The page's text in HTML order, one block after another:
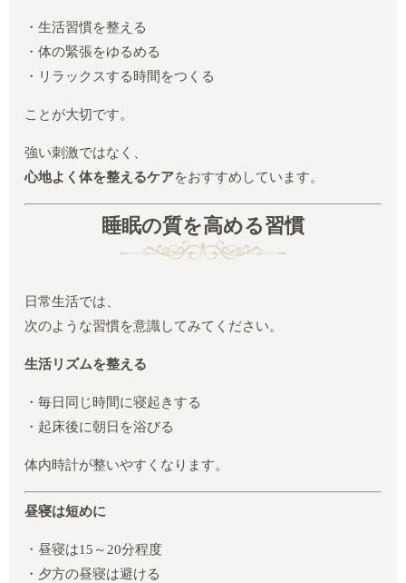
・生活習慣を整える
・体の緊張をゆるめる
・リラックスする時間をつくる
ことが大切です。
強い刺激ではなく、
心地よく体を整えるケアをおすすめしています。
睡眠の質を高める習慣
日常生活では、
次のような習慣を意識してみてください。
生活リズムを整える
・毎日同じ時間に寝起きする
・起床後に朝日を浴びる
体内時計が整いやすくなります。
昼寝は短めに
・昼寝は15～20分程度
・夕方の昼寝は避ける